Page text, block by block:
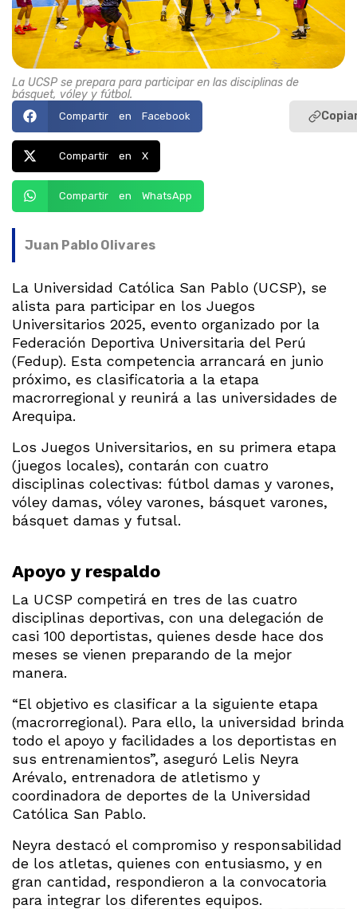
La UCSP se prepara para participar en las disciplinas de
básquet, vóley y fútbol.
Compartir en Facebook
Compartir en X
Compartir en WhatsApp
Juan Pablo Olivares
La Universidad Católica San Pablo (UCSP), se
alista para participar en los Juegos
Universitarios 2025, evento organizado por la
Federación Deportiva Universitaria del Perú
(Fedup). Esta competencia arrancará en junio
próximo, es clasificatoria a la etapa
macrorregional y reunirá a las universidades de
Arequipa.
Los Juegos Universitarios, en su primera etapa
(juegos locales), contarán con cuatro
disciplinas colectivas: fútbol damas y varones,
vóley damas, vóley varones, básquet varones,
básquet damas y futsal.
Apoyo y respaldo
La UCSP competirá en tres de las cuatro
disciplinas deportivas, con una delegación de
casi 100 deportistas, quienes desde hace dos
meses se vienen preparando de la mejor
manera.
“El objetivo es clasificar a la siguiente etapa
(macrorregional). Para ello, la universidad brinda
todo el apoyo y facilidades a los deportistas en
sus entrenamientos”, aseguró Lelis Neyra
Arévalo, entrenadora de atletismo y
coordinadora de deportes de la Universidad
Católica San Pablo.
Neyra destacó el compromiso y responsabilidad
de los atletas, quienes con entusiasmo, y en
gran cantidad, respondieron a la convocatoria
para integrar los diferentes equipos.